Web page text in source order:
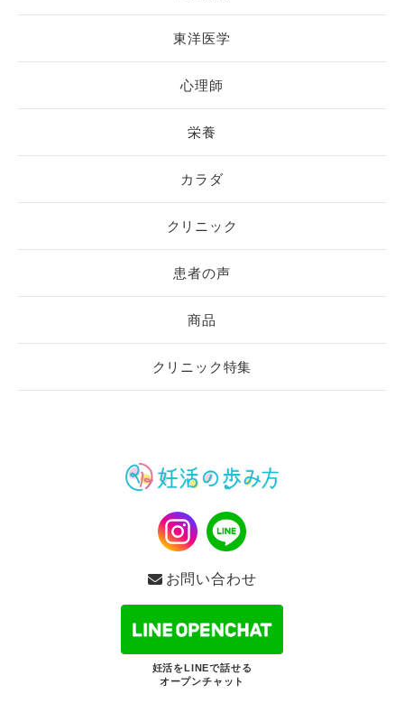
東洋医学
心理師
栄養
カラダ
クリニック
患者の声
商品
クリニック特集
お問い合わせ
妊活をLINEで話せる
オープンチャット